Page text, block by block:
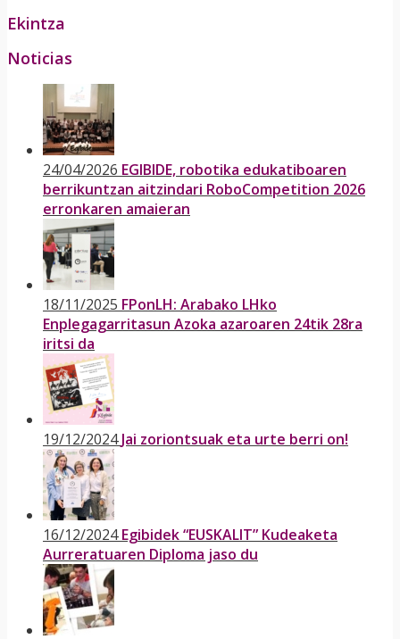
Ekintza
Noticias
24/04/2026 EGIBIDE, robotika edukatiboaren
berrikuntzan aitzindari RoboCompetition 2026
erronkaren amaieran
18/11/2025 FPonLH: Arabako LHko
Enplegagarritasun Azoka azaroaren 24tik 28ra
iritsi da
19/12/2024 Jai zoriontsuak eta urte berri on!
16/12/2024 Egibidek “EUSKALIT” Kudeaketa
Aurreratuaren Diploma jaso du